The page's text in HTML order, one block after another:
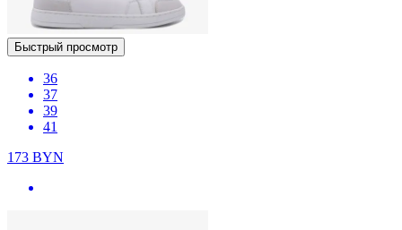
Быстрый просмотр
36
37
39
41
173 BYN